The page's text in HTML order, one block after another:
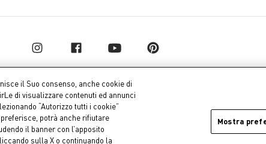
fully paid up
il Suo consenso, anche cookie di
di visualizzare contenuti ed annunci
“Autorizzo tutti i cookie”
potrà anche rifiutare
il banner con l’apposito
sulla X o continuando la
Mostra